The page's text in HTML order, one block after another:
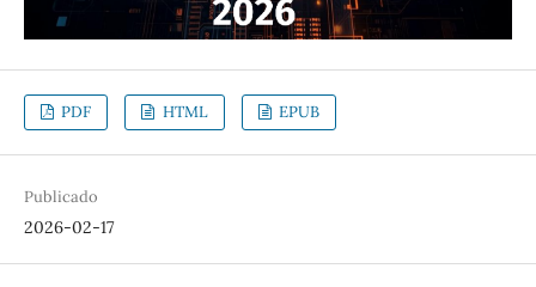
PDF HTML EPUB
Publicado
2026-02-17